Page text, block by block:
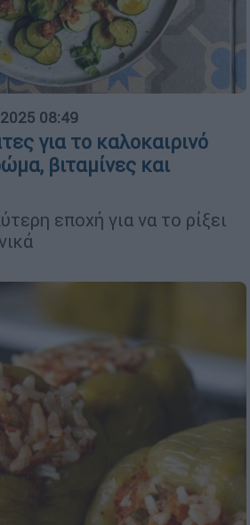
08:49
για το καλοκαιρινό
βιταμίνες και
εποχή για να το ρίξει